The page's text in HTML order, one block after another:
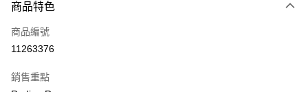
信用卡一次付款
LINE Pay
商品特色
商品編號
11263376
銷售重點